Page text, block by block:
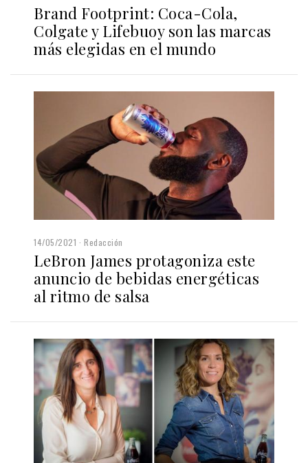
Brand Footprint: Coca-Cola,
Colgate y Lifebuoy son las marcas
más elegidas en el mundo
14/05/2021 Redacción
LeBron James protagoniza este
anuncio de bebidas energéticas
al ritmo de salsa